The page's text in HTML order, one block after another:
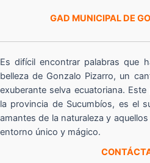
GAD MUNICIPAL DE
Es difícil encontrar palabras que
belleza de Gonzalo Pizarro, un
exuberante selva ecuatoriana.
la provincia de Sucumbíos, es el
amantes de la naturaleza y
entorno único y mágico.